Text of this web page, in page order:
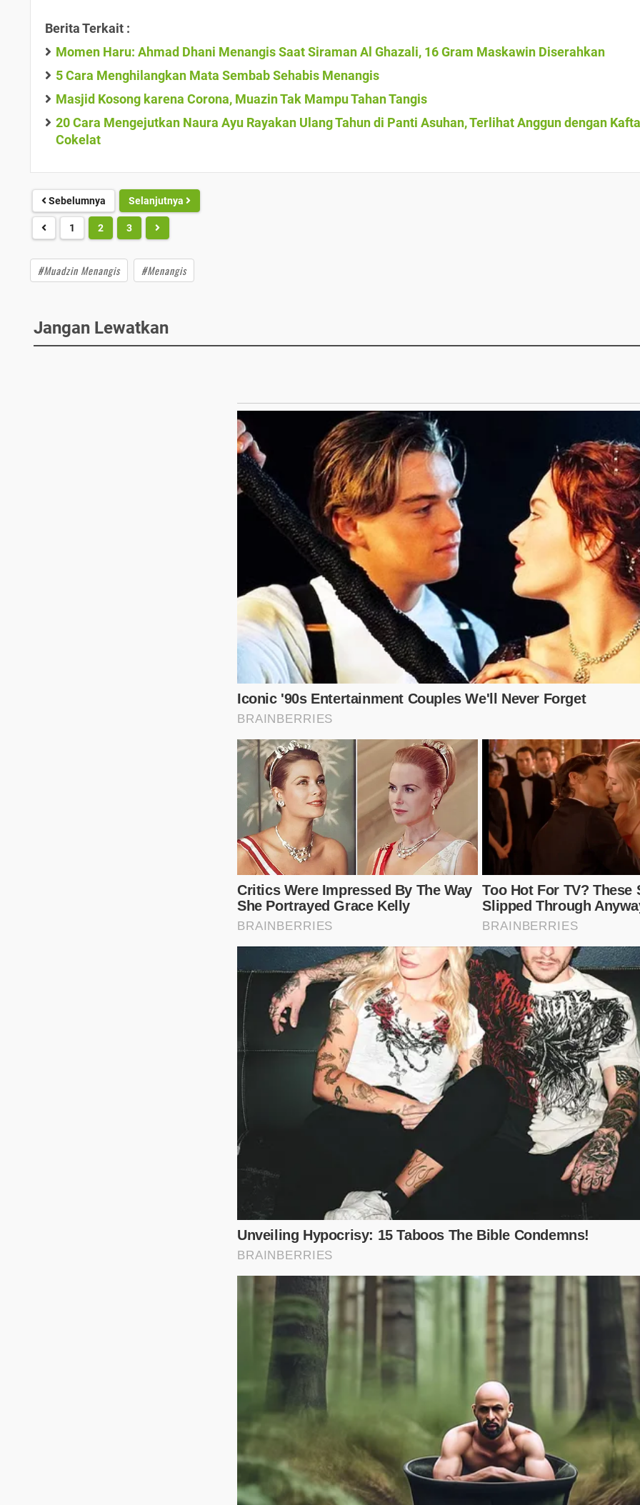
Berita Terkait :
Momen Haru: Ahmad Dhani Menangis Saat Siraman Al Ghazali, 16 Gram Maskawin Diserahkan
5 Cara Menghilangkan Mata Sembab Sehabis Menangis
Masjid Kosong karena Corona, Muazin Tak Mampu Tahan Tangis
20 Cara Mengejutkan Naura Ayu Rayakan Ulang Tahun di Panti Asuhan, Terlihat Anggun dengan
Cokelat
Sebelumnya Selanjutnya
1 2 3
#Muadzin Menangis #Menangis
Jangan Lewatkan